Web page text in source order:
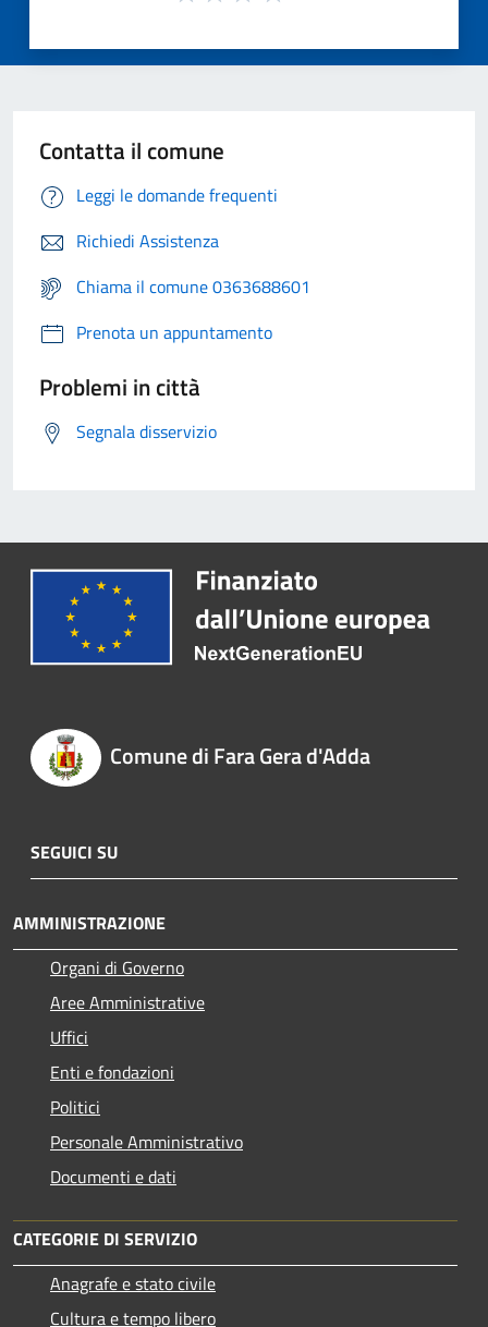
Contatta il comune
Leggi le domande frequenti
Richiedi Assistenza
Chiama il comune 0363688601
Prenota un appuntamento
Problemi in città
Segnala disservizio
Comune di Fara Gera d'Adda
SEGUICI SU
AMMINISTRAZIONE
Organi di Governo
Aree Amministrative
Uffici
Enti e fondazioni
Politici
Personale Amministrativo
Documenti e dati
CATEGORIE DI SERVIZIO
Anagrafe e stato civile
Cultura e tempo libero